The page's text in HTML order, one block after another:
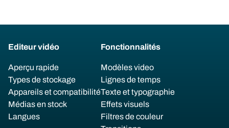
Editeur vidéo
Aperçu rapide
Types de stockage
Appareils et compatibilité
Médias en stock
Langues
Fonctionnalités
Modèles video
Lignes de temps
Texte et typographie
Effets visuels
Filtres de couleur